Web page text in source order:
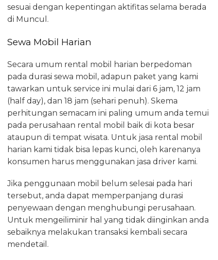
sesuai dengan kepentingan aktifitas selama berada
di Muncul.
Sewa Mobil Harian
Secara umum rental mobil harian berpedoman
pada durasi sewa mobil, adapun paket yang kami
tawarkan untuk service ini mulai dari 6 jam, 12 jam
(half day), dan 18 jam (sehari penuh). Skema
perhitungan semacam ini paling umum anda temui
pada perusahaan rental mobil baik di kota besar
ataupun di tempat wisata. Untuk jasa rental mobil
harian kami tidak bisa lepas kunci, oleh karenanya
konsumen harus menggunakan jasa driver kami.
Jika penggunaan mobil belum selesai pada hari
tersebut, anda dapat memperpanjang durasi
penyewaan dengan menghubungi perusahaan.
Untuk mengeiliminir hal yang tidak diinginkan anda
sebaiknya melakukan transaksi kembali secara
mendetail.